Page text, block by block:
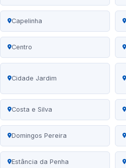
Capelinha
Centro
Cidade Jardim
Costa e Silva
Domingos Pereira
Estância da Penha